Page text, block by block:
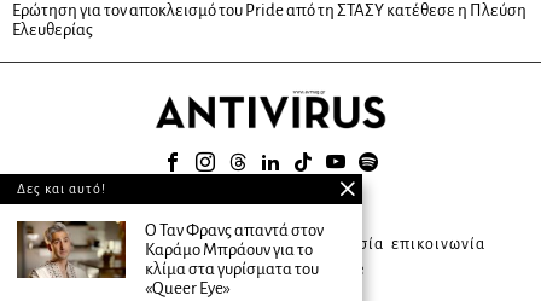
Ερώτηση για τον αποκλεισμό του Pride από τη ΣΤΑΣΥ κατέθεσε η Πλεύση
Ελευθερίας
© 2025
about ANTIVIRUS συνδρομητική υπηρεσία επικοινωνία
διαφήμιση terms of use
Δες και αυτό!
Ο Ταν Φρανς απαντά στον
Καράμο Μπράουν για το
κλίμα στα γυρίσματα του
«Queer Eye»